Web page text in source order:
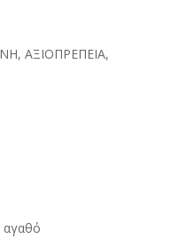
ΑΞΙΟΠΡΕΠΕΙΑ,
αγαθό